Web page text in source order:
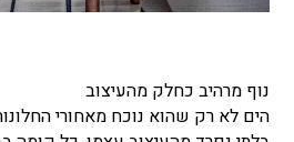
נוף מרהיב כחלק מהעיצוב
הים לא רק שהוא נוכח מאחורי